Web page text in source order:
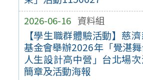
2026-06-16 資料組
【學生職群體驗活動】慈
基金會舉辦2026年「覺湛
人生設計高中營」台北場
簡章及活動海報